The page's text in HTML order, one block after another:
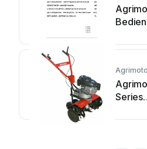
Series